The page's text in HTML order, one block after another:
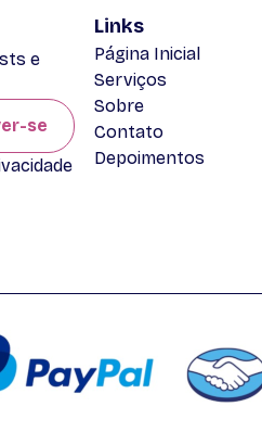
e
se
Links
Página Inicial
Serviços
Sobre
Contato
Depoimentos